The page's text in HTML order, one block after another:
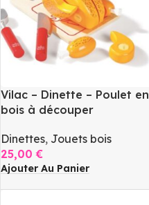
Vilac – Dinette – Poulet en
bois à découper
Dinettes, Jouets bois
25,00€
Ajouter Au Panier